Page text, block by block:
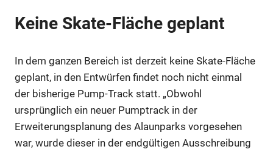
Keine Skate-Fläche geplant
In dem ganzen Bereich ist derzeit keine Skate-Fläche
geplant, in den Entwürfen findet noch nicht einmal
der bisherige Pump-Track statt. „Obwohl
ursprünglich ein neuer Pumptrack in der
Erweiterungsplanung des Alaunparks vorgesehen
war, wurde dieser in der endgültigen Ausschreibung